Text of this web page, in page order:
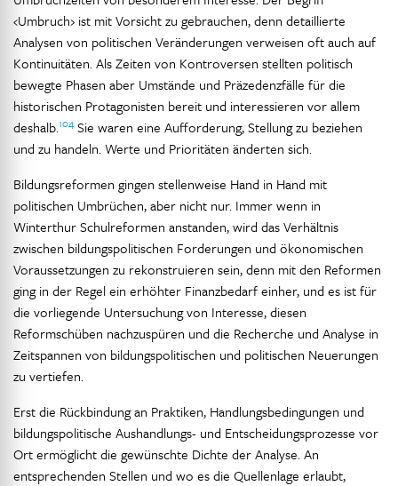
‹Umbruch› ist mit Vorsicht zu gebrauchen, denn detaillierte
Analysen von politischen Veränderungen verweisen oft auch auf
Kontinuitäten. Als Zeiten von Kontroversen stellten politisch
bewegte Phasen aber Umstände und Präzedenzfälle für die
historischen Protagonisten bereit und interessieren vor allem
deshalb.104 Sie waren eine Aufforderung, Stellung zu beziehen
und zu handeln. Werte und Prioritäten änderten sich.
Bildungsreformen gingen stellenweise Hand in Hand mit
politischen Umbrüchen, aber nicht nur. Immer wenn in
Winterthur Schulreformen anstanden, wird das Verhältnis
zwischen bildungspolitischen Forderungen und ökonomischen
Voraussetzungen zu rekonstruieren sein, denn mit den Reformen
ging in der Regel ein erhöhter Finanzbedarf einher, und es ist für
die vorliegende Untersuchung von Interesse, diesen
Reformschüben nachzuspüren und die Recherche und Analyse in
Zeitspannen von bildungspolitischen und politischen Neuerungen
zu vertiefen.
Erst die Rückbindung an Praktiken, Handlungsbedingungen und
bildungspolitische Aushandlungs- und Entscheidungsprozesse vor
Ort ermöglicht die gewünschte Dichte der Analyse. An
entsprechenden Stellen und wo es die Quellenlage erlaubt,